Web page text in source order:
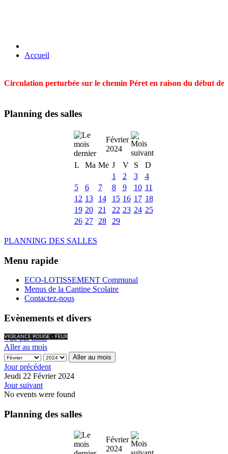
Accueil
Circulation perturbée sur le chemin Péret en raison du début
Planning des salles
Février
2024
L
Ma Me J V S
D
1
2 3
4
5
6 7 8 9 10 11
12 13 14 15 16 17 18
19 20 21 22 23 24 25
26 27 28 29
PLANNING DES SALLES
Menu rapide
ECO-LOTISSEMENT Communal
Menus de la Cantine Scolaire
Contactez-nous
Evènements et divers
VIGILANCE ROUGE - FEUX
Vue par mois
Aller au mois
Aller au mois
Jour précédent
Jeudi 22 Février 2024
Jour suivant
No events were found
Planning des salles
Février
2024